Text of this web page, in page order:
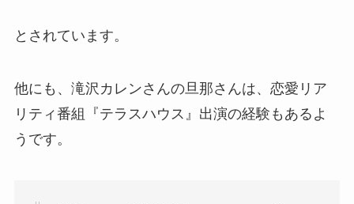
とされています。
他にも、滝沢カレンさんの旦那さんは、恋愛リア
リティ番組『テラスハウス』出演の経験もあるよ
うです。